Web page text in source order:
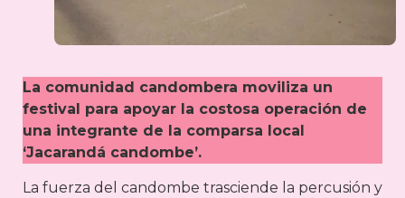
La comunidad candombera moviliza un
festival para apoyar la costosa operación de
una integrante de la comparsa local
‘Jacarandá candombe’.
La fuerza del candombe trasciende la percusión y